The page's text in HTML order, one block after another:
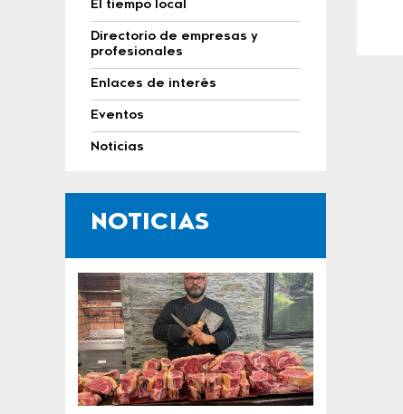
El tiempo local
Directorio de empresas y
profesionales
Enlaces de interés
Eventos
Noticias
NOTICIAS